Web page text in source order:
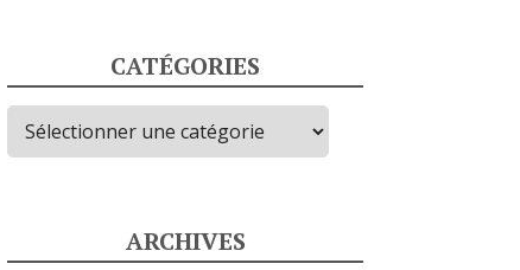
CATÉGORIES
Catégories
ARCHIVES